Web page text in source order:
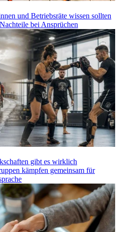
und Betriebsräte wissen sollten
bei Ansprüchen
gibt es wirklich
kämpfen gemeinsam für